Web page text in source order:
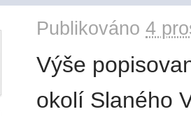
Publikováno 4
Výše
okolí Slaného